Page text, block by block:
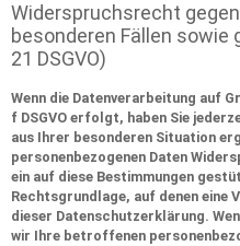
Widerspruchsrecht
besonderen Fällen sowie
21 DSGVO)
Wenn die Datenverarbeitung auf
f DSGVO erfolgt, haben Sie
aus Ihrer besonderen Situation
personenbezogenen Daten
ein auf diese Bestimmungen
Rechtsgrundlage, auf denen eine
dieser Datenschutzerklärung.
wir Ihre betroffenen